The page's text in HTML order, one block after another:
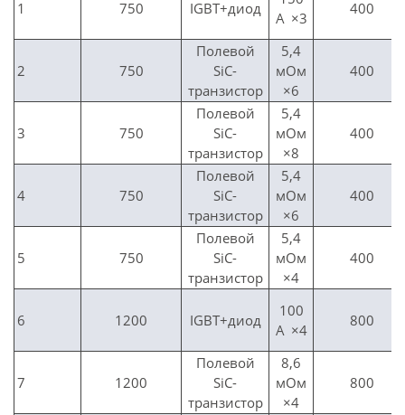
1 750 IGBT+диод
А ×3
400
2 750
Полевой
SiC-
транзистор
5,4
мОм
×6
400
3 750
Полевой
SiC-
транзистор
5,4
мОм
×8
400
4 750
Полевой
SiC-
транзистор
5,4
мОм
×6
400
5 750
Полевой
SiC-
транзистор
5,4
мОм
×4
400
6 1200 IGBT+диод
100
А ×4
800
7 1200
Полевой
SiC-
транзистор
8,6
мОм
×4
800